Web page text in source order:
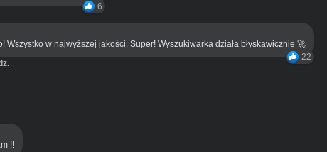
6
Wszystko w najwyższej jakości. Super! Wyszukiwarka działa błyskawicznie 🚀
22
!!